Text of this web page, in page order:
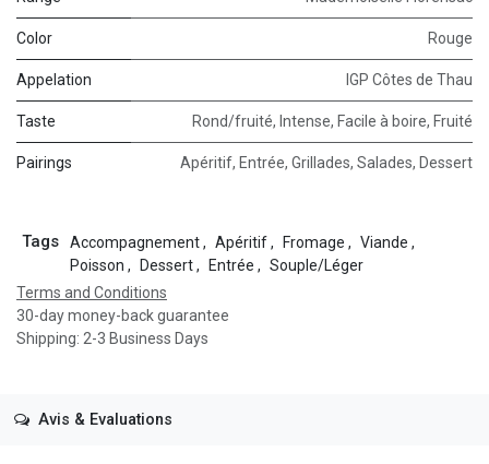
Color Rouge
Appelation IGP Côtes de Thau
Taste Rond/fruité, Intense, Facile à boire, Fruité
Pairings Apéritif, Entrée, Grillades, Salades, Dessert
Tags Accompagnement, Apéritif, Fromage , Viande ,
Poisson , Dessert, Entrée , Souple/Léger
Terms and Conditions
30-day money-back guarantee
Shipping: 2-3 Business Days
Avis & Evaluations